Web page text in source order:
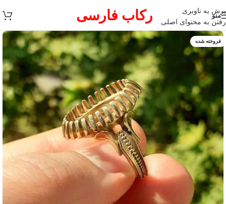
پرش به ناوبری
رفتن به محتوای اصلی
منو رکاب فارسی
فروخته شده